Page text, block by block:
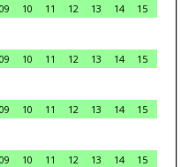
09 10 11 12 13 14
15
09 10 11 12 13 14
15
09 10 11 12 13 14
15
09 10 11 12 13 14
15